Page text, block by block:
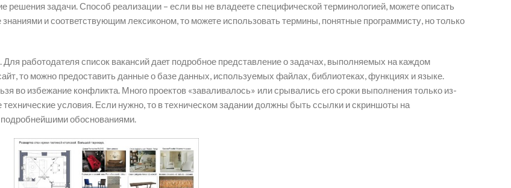
решения задачи. Способ реализации – если вы не владеете специфической терминологией, можете описать
и соответствующим лексиконом, то можете использовать термины, понятные программисту, но только
работодателя список вакансий дает подробное представление о задачах, выполняемых на каждом
то можно предоставить данные о базе данных, используемых файлах, библиотеках, функциях и языке.
во избежание конфликта. Много проектов «заваливалось» или срывались его сроки выполнения только из-
технические условия. Если нужно, то в техническом задании должны быть ссылки и скриншоты на
обоснованиями.